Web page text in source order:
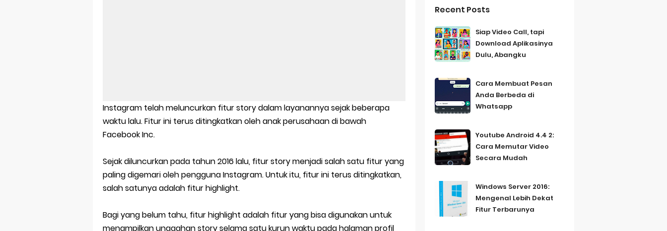
Aplikasi Laptop Windows 10: Solusi Terbaik Untuk Kebutuhan Komputasi Anda
Link Grup Wa Pemersatu Bangsa
Foto Grup Wa: Cara Mudah Membuat Dan Menyimpan Foto Grup Whatsapp
Cara Cek Aktivasi Windows 10
Bitcoin Miner Android: Apa Itu Dan Bagaimana Cara Menggunakannya
Instagram telah meluncurkan fitur story dalam layanannya sejak beberapa
waktu lalu. Fitur ini terus ditingkatkan oleh anak perusahaan di bawah
Facebook Inc.
Sejak diluncurkan pada tahun 2016 lalu, fitur story menjadi salah satu fitur yang
paling digemari oleh pengguna Instagram. Untuk itu, fitur ini terus ditingkatkan,
salah satunya adalah fitur highlight.
Bagi yang belum tahu, fitur highlight adalah fitur yang bisa digunakan untuk
menampilkan unggahan story selama satu kurun waktu pada halaman profil
Recent Posts
Siap Video Call, tapi
Download Aplikasinya
Dulu, Abangku
Cara Membuat Pesan
Anda Berbeda di
Whatsapp
Youtube Android 4.4 2:
Cara Memutar Video
Secara Mudah
Windows Server 2016:
Mengenal Lebih Dekat
Fitur Terbarunya